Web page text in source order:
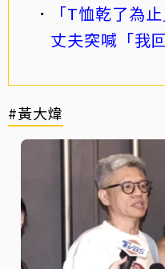
「T恤乾了為
丈夫突喊「我
#黃大煒